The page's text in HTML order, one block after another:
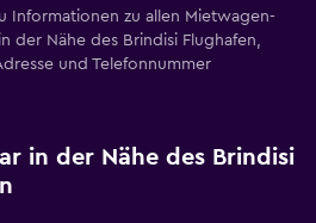
Informationen zu allen Mietwagen-
der Nähe des Brindisi Flughafen,
und Telefonnummer
in der Nähe des Brindisi